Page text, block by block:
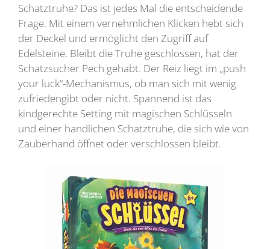
Schatztruhe? Das ist jedes Mal die entscheidende
Frage. Mit einem vernehmlichen Klicken hebt sich
der Deckel und ermöglicht den Zugriff auf
Edelsteine. Bleibt die Truhe geschlossen, hat der
Schatzsucher Pech gehabt. Der Reiz liegt im „push
your luck“-Mechanismus, ob man sich mit wenig
zufriedengibt oder nicht. Spannend ist das
kindgerechte Setting mit magischen Schlüsseln
und einer handlichen Schatztruhe, die sich wie von
Zauberhand öffnet oder verschlossen bleibt.